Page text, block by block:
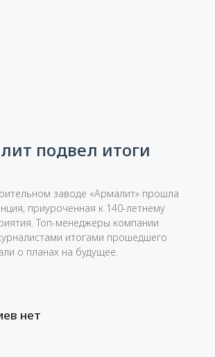
подвел итоги
заводе «Армалит» прошла
приуроченная к 140-летнему
Топ-менеджеры компании
итогами прошедшего
о планах на будущее.
нет